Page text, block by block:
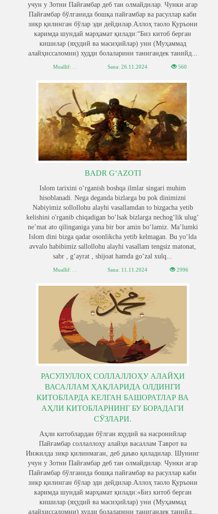
учун у Зотни Пайғамбар деб тан олмайдилар. Чунки агар
Пайғамбар бўлганида бошқа пайғамбар ва расуллар каби
зикр қилинган бўлар эди дейдилар.Аллоҳ таоло Қуръони
каримда шундай марҳамат қилади:“Биз китоб берган
кишилар (яҳудий ва масиҳийлар) уни (Муҳаммад
алайҳиссаломни) худди болаларини танигандек танийд...
Muallif: . . Sana: 26.11.2024 560
BADR G‘AZOTI
Islom tarixini o‘rganish boshqa ilmlar singari muhim
hisoblanadi. Nega deganda bizlarga bu pok dinimizni
Nabiyimiz sollollohu alayhi vasallamdan to bizgacha yetib
kelishini o'rganib chiqadigan bo‘lsak bizlarga nechog‘lik ulug‘
ne’mat ato qilinganiga yana bir bor amin bo‘lamiz. Ma’lumki
Islom dini bizga qadar osonlikcha yetib kelmagan. Bu yo‘lda
avvalo habibimiz sallollohu alayhi vasallam tengsiz matonat,
sabr , g‘ayrat , shijoat hamda go‘zal xulq...
Muallif: . . Sana: 11.11.2024 2996
РАСУЛУЛЛОҲ СОЛЛАЛЛОҲУ АЛАЙҲИ
ВАСАЛЛАМ ҲАҚЛАРИДА ОЛДИНГИ
КИТОБЛАРДА КЕЛГАН БАШОРАТЛАР ВА
АҲЛИ КИТОБЛАРНИНГ БУ БОРАДАГИ
СЎЗЛАРИ.
Аҳли китоблардан бўлган яҳудий ва насронийлар
Пайғамбар соллаллоҳу алайҳи васаллам Таврот ва
Инжилда зикр қилинмаган, деб даъво қиладилар. Шунинг
учун у Зотни Пайғамбар деб тан олмайдилар. Чунки агар
Пайғамбар бўлганида бошқа пайғамбар ва расуллар каби
зикр қилинган бўлар эди дейдилар.Аллоҳ таоло Қуръони
каримда шундай марҳамат қилади:«Биз китоб берган
кишилар (яҳудий ва масиҳийлар) уни (Муҳаммад
алайҳиссаломни) худди болаларини танигандек танийд...